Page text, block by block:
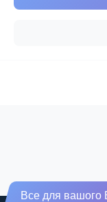
Все для вашого